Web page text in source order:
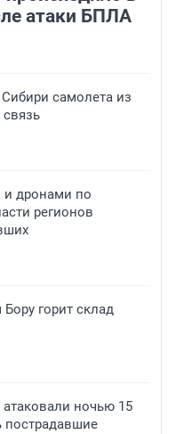
атаки БПЛА
самолета из
и дронами по
регионов
горит склад
ночью 15
пострадавшие